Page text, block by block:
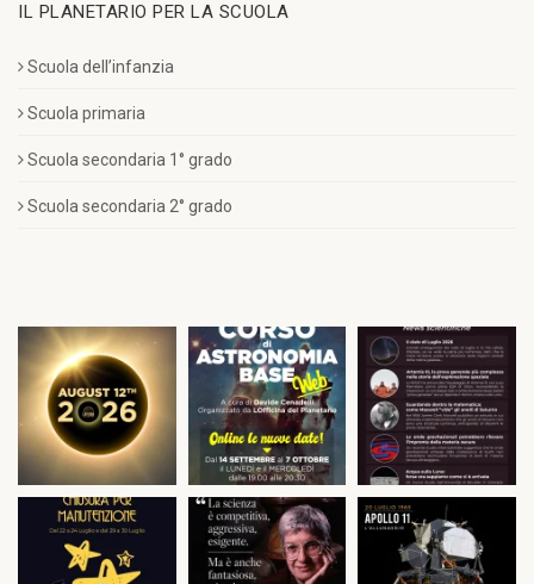
IL PLANETARIO PER LA SCUOLA
Scuola dell’infanzia
Scuola primaria
Scuola secondaria 1° grado
Scuola secondaria 2° grado